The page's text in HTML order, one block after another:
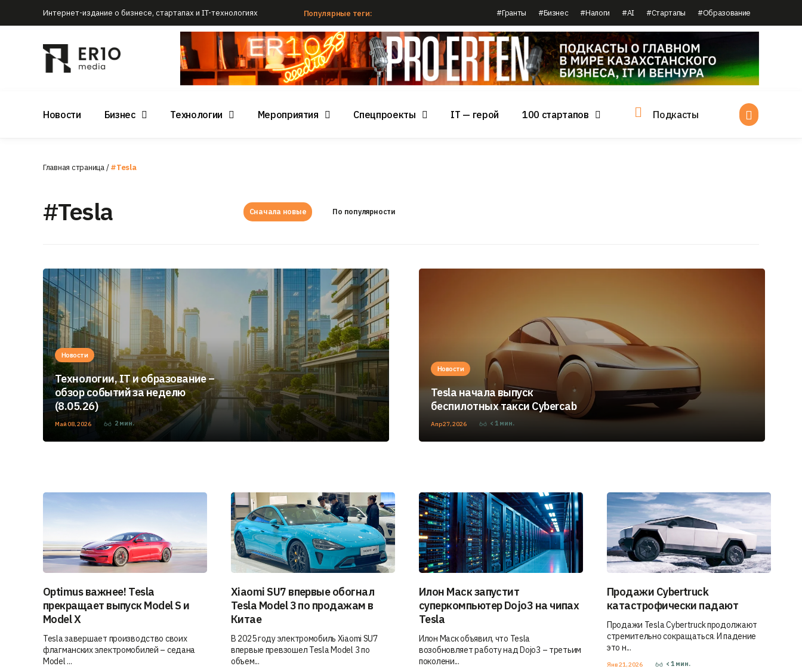
Интернет-издание о бизнесе, стартапах и IT-технологиях Популярные теги: #Гранты #Бизнес #Налоги #AI #Стартапы #Образование
Новости Бизнес Технологии Мероприятия Спецпроекты IT — герой 100 стартапов Подкасты
Главная страница/#Tesla
#Tesla Сначала новые По популярности
Новости
Технологии, IT и образование –
обзор событий за неделю
(8.05.26)
Май 08, 2026 2 мин.
Новости
Tesla начала выпуск
беспилотных такси Cybercab
Апр 27, 2026 < 1 мин.
Optimus важнее! Tesla
прекращает выпуск Model S и
Model X
Tesla завершает производство своих
флагманских электромобилей – седана
Model ...
Xiaomi SU7 впервые обогнал
Tesla Model 3 по продажам в
Китае
В 2025 году электромобиль Xiaomi SU7
впервые превзошел Tesla Model 3 по
объем...
Илон Маск запустит
суперкомпьютер Dojo3 на чипах
Tesla
Илон Маск объявил, что Tesla
возобновляет работу над Dojo3 – третьим
поколени...
Продажи Cybertruck
катастрофически падают
Продажи Tesla Cybertruck продолжают
стремительно сокращаться. И падение
это н...
Янв 21, 2026 < 1 мин.